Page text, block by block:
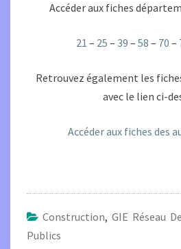
Accéder aux fiches
21 – 25 – 39 – 58 – 70 –
Retrouvez également les
avec le lien ci-
Accéder aux fiches des
Construction, GIE Réseau
Publics